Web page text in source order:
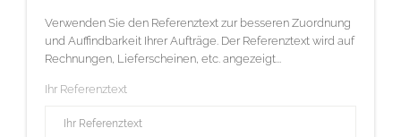
Verwenden Sie den Referenztext zur besseren Zuordnung
und Auffindbarkeit Ihrer Aufträge. Der Referenztext wird auf
Rechnungen, Lieferscheinen, etc. angezeigt...
Ihr Referenztext